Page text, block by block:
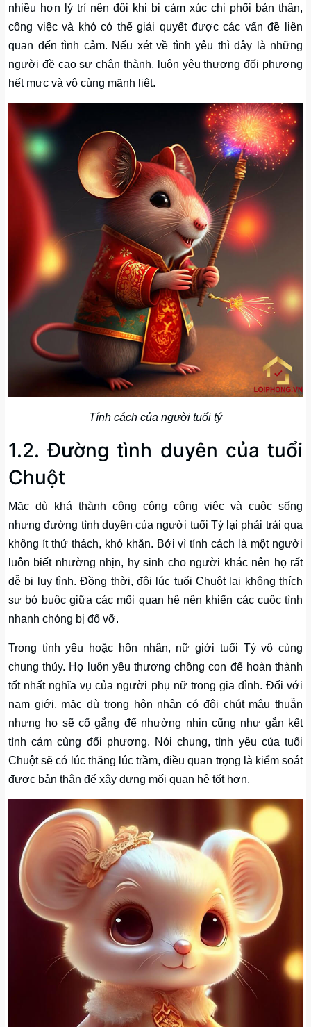
nhiều hơn lý trí nên đôi khi bị cảm xúc chi phối bản thân,
công việc và khó có thể giải quyết được các vấn đề liên
quan đến tình cảm. Nếu xét về tình yêu thì đây là những
người đề cao sự chân thành, luôn yêu thương đối phương
hết mực và vô cùng mãnh liệt.
Tính cách của người tuổi tý
1.2. Đường tình duyên của tuổi
Chuột
Mặc dù khá thành công công công việc và cuộc sống
nhưng đường tình duyên của người tuổi Tý lại phải trải qua
không ít thử thách, khó khăn. Bởi vì tính cách là một người
luôn biết nhường nhịn, hy sinh cho người khác nên họ rất
dễ bị lụy tình. Đồng thời, đôi lúc tuổi Chuột lại không thích
sự bó buộc giữa các mối quan hệ nên khiến các cuộc tình
nhanh chóng bị đổ vỡ.
Trong tình yêu hoặc hôn nhân, nữ giới tuổi Tý vô cùng
chung thủy. Họ luôn yêu thương chồng con để hoàn thành
tốt nhất nghĩa vụ của người phụ nữ trong gia đình. Đối với
nam giới, mặc dù trong hôn nhân có đôi chút mâu thuẫn
nhưng họ sẽ cố gắng để nhường nhịn cũng như gắn kết
tình cảm cùng đối phương. Nói chung, tình yêu của tuổi
Chuột sẽ có lúc thăng lúc trầm, điều quan trọng là kiểm soát
được bản thân để xây dựng mối quan hệ tốt hơn.